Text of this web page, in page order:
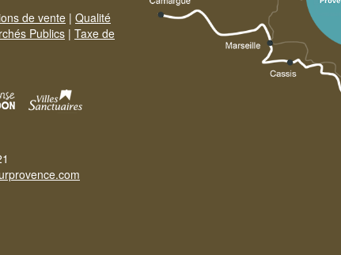
de vente | Qualité
Publics | Taxe de